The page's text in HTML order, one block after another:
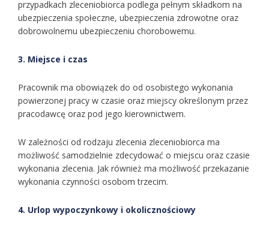
przypadkach zleceniobiorca podlega pełnym składkom na
ubezpieczenia społeczne, ubezpieczenia zdrowotne oraz
dobrowolnemu ubezpieczeniu chorobowemu.
3. Miejsce i czas
Pracownik ma obowiązek do od osobistego wykonania
powierzonej pracy w czasie oraz miejscy określonym przez
pracodawcę oraz pod jego kierownictwem.
W zależności od rodzaju zlecenia zleceniobiorca ma
możliwość samodzielnie zdecydować o miejscu oraz czasie
wykonania zlecenia. Jak również ma możliwość przekazanie
wykonania czynności osobom trzecim.
4. Urlop wypoczynkowy i okolicznościowy